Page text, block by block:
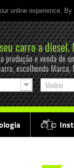
online experience.
carro a
produção e venda de
escolhendo
Modelo